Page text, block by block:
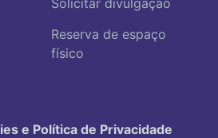
Solicitar divulgação
Reserva de espaço
físico
e Política de Privacidade